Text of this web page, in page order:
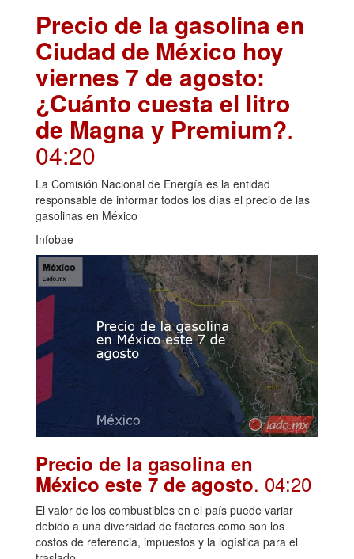
Precio de la gasolina en
Ciudad de México hoy
viernes 7 de agosto:
¿Cuánto cuesta el litro
de Magna y Premium?.
04:20
La Comisión Nacional de Energía es la entidad
responsable de informar todos los días el precio de las
gasolinas en México
Infobae
Precio de la gasolina en
México este 7 de agosto. 04:20
El valor de los combustibles en el país puede variar
debido a una diversidad de factores como son los
costos de referencia, impuestos y la logística para el